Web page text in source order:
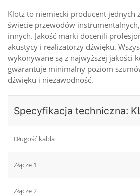
Klotz to niemiecki producent jednych
świecie przewodów
innych. Jakość marki docenili
akustycy i realizatorzy dźwięku.
wykonywane są z najwyższej jakości
gwarantuje minimalny poziom
dźwięku i niezawodność.
Specyfikacja techniczna:
Długość kabla
Złącze 1
Złącze 2